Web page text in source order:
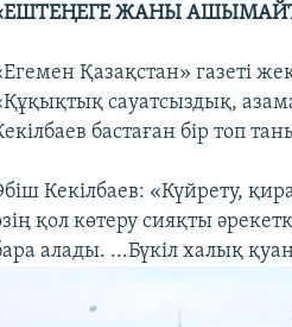
ЖАНЫ
Қазақстан» газеті
сауатсыздық,
бастаған бір топ
Кекілбаев: «Күйрету,
қол көтеру сияқты
алады. ...Бүкіл халық